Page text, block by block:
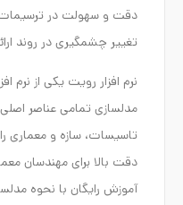
دقت و سهولت در ترسیمات
تغییر چشمگیری در روند
نرم افزار رویت یکی از نرم
مدلسازی تمامی عناصر
تاسیسات، سازه و معماری
دقت بالا برای مهندسان
آموزش رایگان با نحوه